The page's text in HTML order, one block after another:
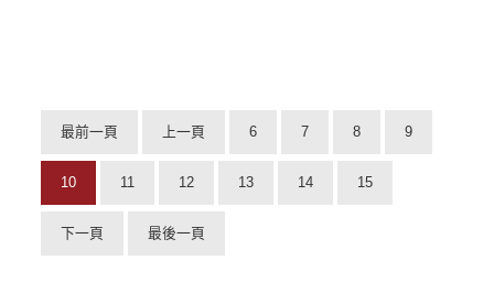
最前一頁 上一頁 6 7 8 9
10 11 12 13 14 15
下一頁 最後一頁